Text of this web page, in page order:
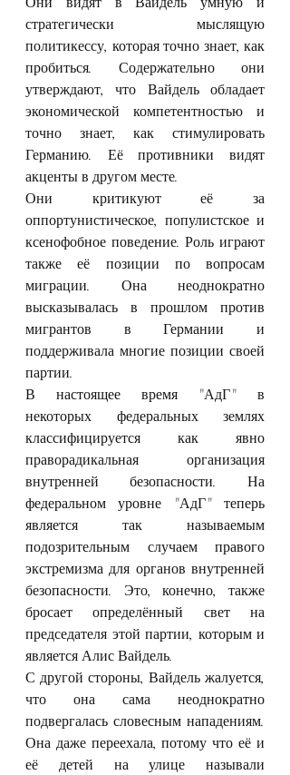
стратегически мыслящую
политикессу, которая точно знает, как
пробиться. Содержательно они
утверждают, что Вайдель обладает
экономической компетентностью и
точно знает, как стимулировать
Германию. Её противники видят
акценты в другом месте.
Они критикуют её за
оппортунистическое, популистское и
ксенофобное поведение. Роль играют
также её позиции по вопросам
миграции. Она неоднократно
высказывалась в прошлом против
мигрантов в Германии и
поддерживала многие позиции своей
партии.
В настоящее время "АдГ" в
некоторых федеральных землях
классифицируется как явно
праворадикальная организация
внутренней безопасности. На
федеральном уровне "АдГ" теперь
является так называемым
подозрительным случаем правого
экстремизма для органов внутренней
безопасности. Это, конечно, также
бросает определённый свет на
председателя этой партии, которым и
является Алис Вайдель.
С другой стороны, Вайдель жалуется,
что она сама неоднократно
подвергалась словесным нападениям.
Она даже переехала, потому что её и
её детей на улице называли